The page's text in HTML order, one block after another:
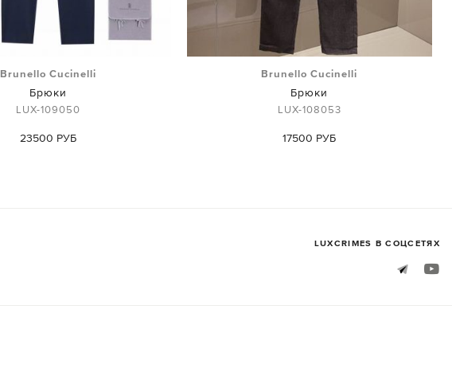
Brunello Cucinelli
Брюки
LUX-109050
23500 РУБ
Brunello Cucinelli
Брюки
LUX-108053
17500 РУБ
LUXСRIMES В СОЦСЕТЯХ